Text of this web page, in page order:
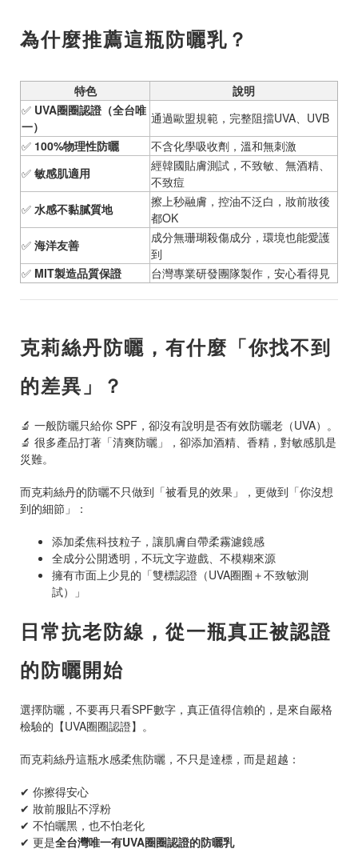
為什麼推薦這瓶防曬乳？
特色
說明
✅ UVA圈圈認證（全台唯
一）
通過歐盟規範，完整阻擋UVA
UVB
✅ 100%物理性防曬
不含化學吸收劑，溫和無刺激
✅ 敏感肌適用
經韓國貼膚測試，不致敏、無酒精、
不致痘
✅ 水感不黏膩質地
擦上秒融膚，控油不泛白，妝前妝後
都OK
✅ 海洋友善
成分無珊瑚殺傷成分，環境也能愛護
到
✅ MIT製造品質保證 台灣專業研發團隊製作，安心看得見
克莉絲丹防曬，有什麼「你找不到
的差異」？
🔬 一般防曬只給你 SPF ，卻沒有說明是否有效防曬老（UVA）。
🔬 很多產品打著「清爽防曬」，卻添加酒精、香精，對敏感肌是
災難。
而克莉絲丹的防曬不只做到「被看見的效果」，更做到「你沒想
到的細節」：
添加柔焦科技粒子，讓肌膚自帶柔霧濾鏡感
全成分公開透明，不玩文字遊戲、不模糊來源
擁有市面上少見的「雙標認證（UVA圈圈＋不致敏測
試）」
日常抗老防線，從一瓶真正被認證
的防曬開始
選擇防曬，不要再只看SPF數字，真正值得信賴的，是來自嚴格
檢驗的【UVA圈圈認證】。
而克莉絲丹這瓶水感柔焦防曬，不只是達標，而是超越：
✔ 你擦得安心
✔ 妝前服貼不浮粉
✔ 不怕曬黑，也不怕老化
✔ 更是全台灣唯一有UVA圈圈認證的防曬乳